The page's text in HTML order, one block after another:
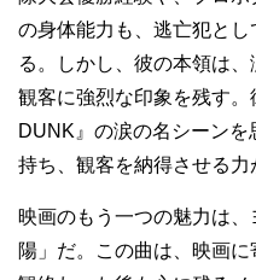
の身体能力も、逃亡犯と
る。しかし、彼の本領は
観客に強烈な印象を残す
DUNK』の涙の名シーン
持ち、観客を納得させる力
映画のもう一つの魅力は
陽」だ。この曲は、映画に